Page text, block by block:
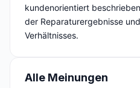
kundenorientiert
der Reparaturergebnisse
Verhältnisses.
Alle Meinungen